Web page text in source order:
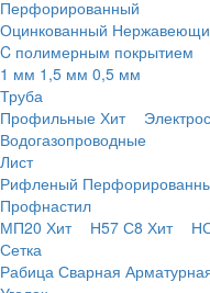
Перфорированный
Оцинкованный
C полимерным покрытием
1 мм 1,5 мм 0,5 мм
Труба
Профильные Хит
Водогазопроводные
Лист
Рифленый
Профнастил
МП20 Хит Н57 С8 Хит
Сетка
Рабица Сварная